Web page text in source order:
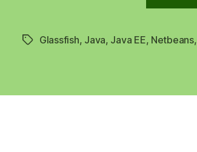
Schlagwörter
Glassfish, Java, Java EE, Netbeans,